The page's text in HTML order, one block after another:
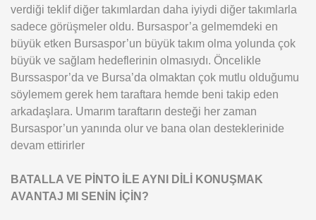
verdiği teklif diğer takımlardan daha iyiydi diğer takımlarla
sadece görüşmeler oldu. Bursaspor’a gelmemdeki en
büyük etken Bursaspor’un büyük takım olma yolunda çok
büyük ve sağlam hedeflerinin olmasıydı. Öncelikle
Burssaspor’da ve Bursa’da olmaktan çok mutlu olduğumu
söylemem gerek hem taraftara hemde beni takip eden
arkadaşlara. Umarım taraftarın desteği her zaman
Bursaspor’un yanında olur ve bana olan desteklerinide
devam ettirirler
BATALLA VE PİNTO İLE AYNI DİLİ KONUŞMAK
AVANTAJ MI SENİN İÇİN?